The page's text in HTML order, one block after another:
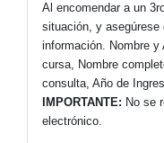
Al encomendar a un
situación, y asegúrese
información. Nombre
cursa, Nombre
consulta, Año de
IMPORTANTE: No se
electrónico.